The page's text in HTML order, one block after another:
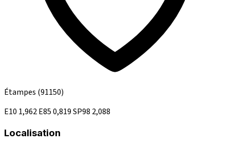
Étampes (91150)
E10 1,962E850,819SP98 2,088
Localisation